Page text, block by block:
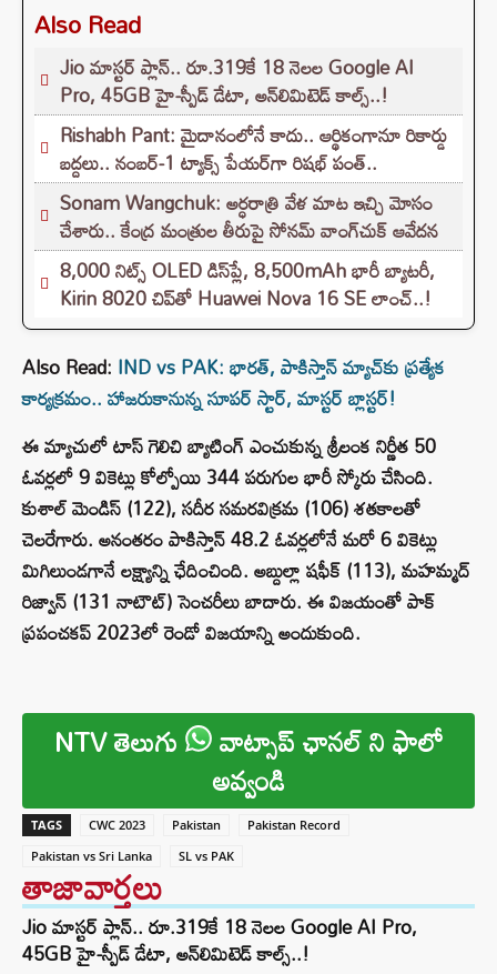
Also Read
Jio మాస్టర్ ప్లాన్.. రూ.319కే 18 నెలల Google AI
Pro, 45GB హై-స్పీడ్ డేటా, అన్⁭లిమిటెడ్ కాల్స్..!
Rishabh Pant: మైదానంలోనే కాదు.. ఆర్థికంగానూ రికార్డు
బద్దలు.. నంబర్-1 ట్యాక్స్ పేయర్‌గా రిషభ్ పంత్..
Sonam Wangchuk: అర్ధరాత్రి వేళ మాట ఇచ్చి మోసం
చేశారు.. కేంద్ర మంత్రుల తీరుపై సోనమ్ వాంగ్‌చుక్ ఆవేదన
8,000 నిట్స్ OLED డిస్‌ప్లే, 8,500mAh భారీ బ్యాటరీ,
Kirin 8020 చిప్‌తో Huawei Nova 16 SE లాంచ్..!
Also Read: IND vs PAK: భారత్, పాకిస్తాన్ మ్యాచ్‌కు ప్రత్యేక
కార్యక్రమం.. హాజరుకానున్న సూపర్ స్టార్, మాస్టర్ బ్లాస్టర్!
ఈ మ్యాచులో టాస్ గెలిచి బ్యాటింగ్ ఎంచుకున్న శ్రీలంక నిర్ణీత 50
ఓవర్లలో 9 వికెట్లు కోల్పోయి 344 పరుగుల భారీ స్కోరు చేసింది.
కుశాల్ మెండిస్ (122), సదీర సమరవిక్రమ (106) శతకాలతో
చెలరేగారు. అనంతరం పాకిస్తాన్ 48.2 ఓవర్లలోనే మరో 6 వికెట్లు
మిగిలుండగానే లక్ష్యాన్ని ఛేదించింది. అబ్దుల్లా షఫీక్ (113), మహమ్మద్
రిజ్వాన్ (131 నాటౌట్) సెంచరీలు బాదారు. ఈ విజయంతో పాక్
ప్రపంచకప్‌ 2023లో రెండో విజయాన్ని అందుకుంది.
NTV తెలుగు వాట్సాప్ ఛానల్ ని ఫాలో
అవ్వండి
TAGS CWC 2023 Pakistan
Pakistan Record
Pakistan vs Sri Lanka
SL vs PAK
తాజావార్తలు
Jio మాస్టర్ ప్లాన్.. రూ.319కే 18 నెలల Google AI Pro,
45GB హై-స్పీడ్ డేటా, అన్⁭లిమిటెడ్ కాల్స్..!